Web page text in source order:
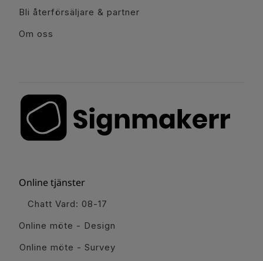
Bli återförsäljare & partner
Om oss
Online tjänster
Chatt Vard: 08-17
Online möte - Design
Online möte - Survey